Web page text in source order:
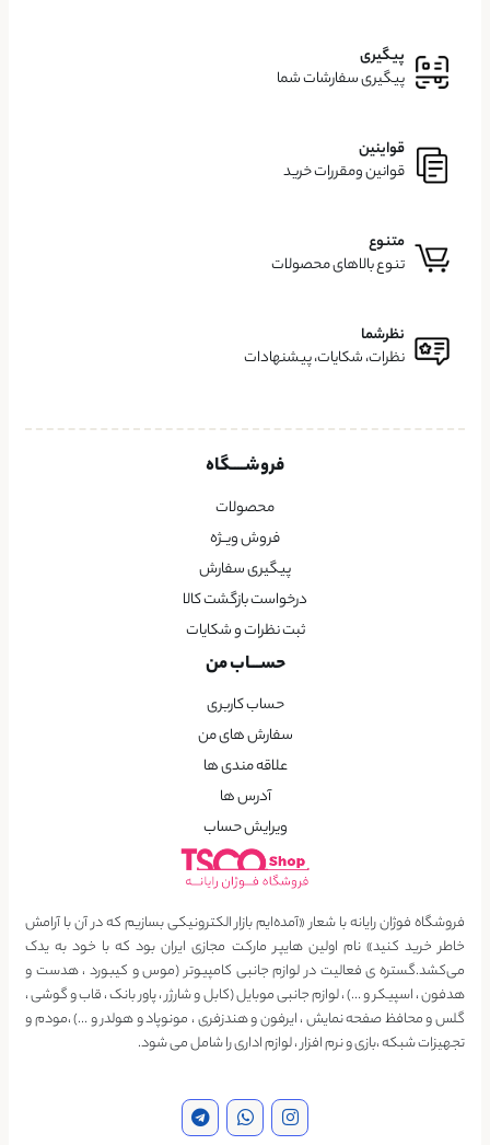
پیگیری
پیگیری سفارشات شما
قواینین
قوانین ومقررات خرید
متنوع
تنوع بالاهای محصولات
نظرشما
نظرات، شکایات، پیشنهادات
فروشــــگاه
محصولات
فروش ویــژه
پیگیری سفارش
درخواست بازگشت کالا
ثبت نظرات و شکایات
حســـاب من
حساب کاربری
سفارش های من
علاقه مندی ها
آدرس ها
ویرایش حساب
فروشگاه فوژان رایانه با شعار «آمده‌ایم بازار الکترونیکی بسازیم که در آن با آرامش
خاطر خرید کنید» نام اولین هایپر مارکت مجازی ایران بود که با خود به یدک
می‌کشد.گستره ی فعالیت در لوازم جانبی کامپیوتر (موس و کیبورد ، هدست و
هدفون ، اسپیکر و …) ، لوازم جانبی موبایل (کابل و شارژر ، پاور بانک ، قاب و گوشی ،
گلس و محافظ صفحه نمایش ، ایرفون و هندزفری ، مونوپاد و هولدر و …) ،مودم و
تجهیزات شبکه ،بازی و نرم افزار ، لوازم اداری را شامل می شود.